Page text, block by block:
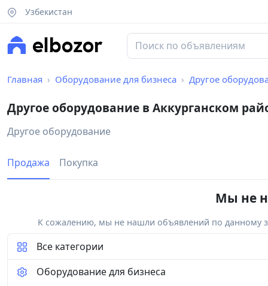
Узбекистан
Главная Оборудование для бизнеса Другое
Другое оборудование в Аккурганском
Другое оборудование
Продажа Покупка
Мы не
К сожалению, мы не нашли объявлений по данному
Все категории
Оборудование для бизнеса